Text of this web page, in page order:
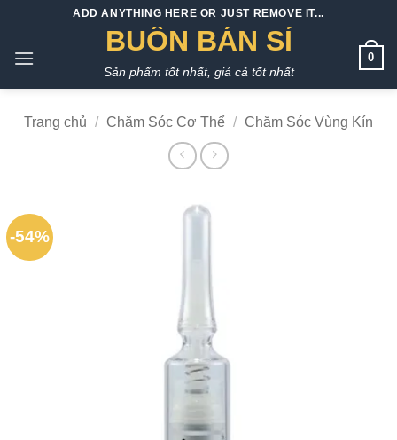
nội
ADD ANYTHING HERE OR JUST REMOVE IT...
BUÔN BÁN SỈ
Sản phẩm tốt nhất, giá cả tốt nhất
0
Trang chủ / Chăm Sóc Cơ Thể / Chăm Sóc Vùng Kín
-54%